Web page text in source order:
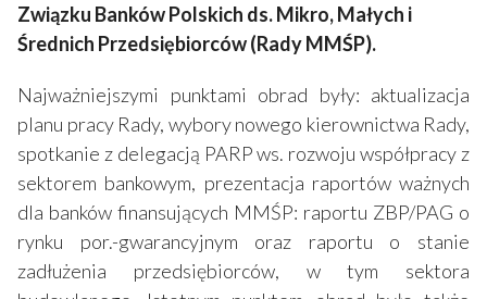
Związku Banków Polskich ds. Mikro, Małych i
Średnich Przedsiębiorców (Rady MMŚP).
Najważniejszymi punktami obrad były: aktualizacja
planu pracy Rady, wybory nowego kierownictwa Rady,
spotkanie z delegacją PARP ws. rozwoju współpracy z
sektorem bankowym, prezentacja raportów ważnych
dla banków finansujących MMŚP: raportu ZBP/PAG o
rynku por.-gwarancyjnym oraz raportu o stanie
zadłużenia przedsiębiorców, w tym sektora